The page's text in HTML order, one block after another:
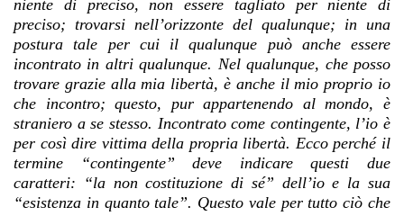
niente di preciso, non essere tagliato per niente di
preciso; trovarsi nell’orizzonte del qualunque; in una
postura tale per cui il qualunque può anche essere
incontrato in altri qualunque. Nel qualunque, che posso
trovare grazie alla mia libertà, è anche il mio proprio io
che incontro; questo, pur appartenendo al mondo, è
straniero a se stesso. Incontrato come contingente, l’io è
per così dire vittima della propria libertà. Ecco perché il
termine “contingente” deve indicare questi due
caratteri: “la non costituzione di sé” dell’io e la sua
“esistenza in quanto tale”. Questo vale per tutto ciò che